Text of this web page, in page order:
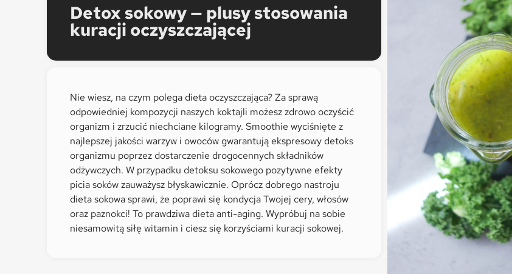
Detox sokowy — plusy stosowania
kuracji oczyszczającej
Nie wiesz, na czym polega dieta oczyszczająca? Za sprawą
odpowiedniej kompozycji naszych koktajli możesz zdrowo oczyścić
organizm i zrzucić niechciane kilogramy. Smoothie wyciśnięte z
najlepszej jakości warzyw i owoców gwarantują ekspresowy detoks
organizmu poprzez dostarczenie drogocennych składników
odżywczych. W przypadku detoksu sokowego pozytywne efekty
picia soków zauważysz błyskawicznie. Oprócz dobrego nastroju
dieta sokowa sprawi, że poprawi się kondycja Twojej cery, włosów
oraz paznokci! To prawdziwa dieta anti-aging. Wypróbuj na sobie
niesamowitą siłę witamin i ciesz się korzyściami kuracji sokowej.